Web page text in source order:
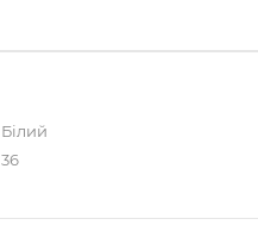
Білий
36